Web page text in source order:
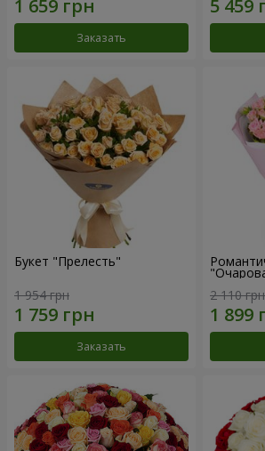
Заказать
Букет "Прелесть"
1 954 грн
Заказать
2 110 грн